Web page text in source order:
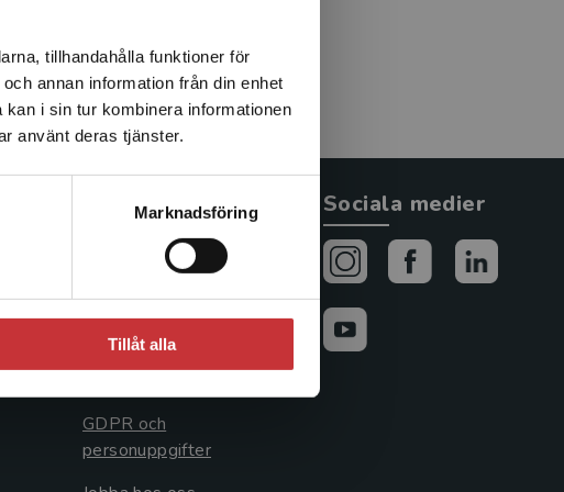
tillhandahålla funktioner för
annan information från din enhet
i sin tur kombinera informationen
använt deras tjänster.
Marknadsföring
Tillåt alla
en
Allmänna länkar
Avtal och rättigheter
Cookies
GDPR och
personuppgifter
Sociala medier